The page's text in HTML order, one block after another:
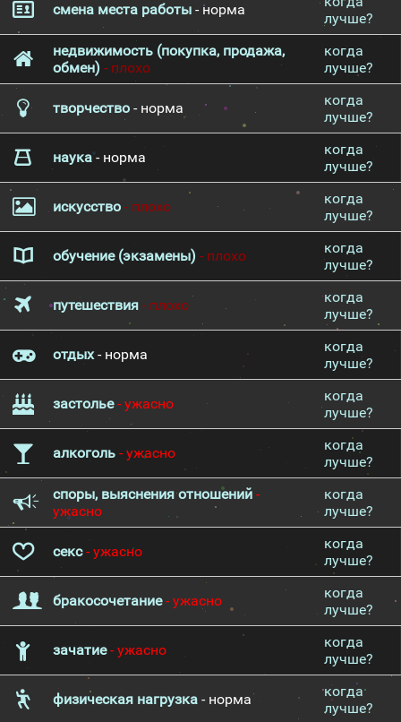
смена места работы - норма
лучше?
недвижимость (покупка, продажа,
обмен) - плохо
когда
лучше?
творчество - норма
когда
лучше?
наука- норма
когда
лучше?
искусство - плохо
когда
лучше?
обучение (экзамены) - плохо
когда
лучше?
путешествия - плохо
когда
лучше?
отдых- норма
когда
лучше?
застолье- ужасно
когда
лучше?
алкоголь - ужасно
когда
лучше?
споры, выяснения отношений -
ужасно
когда
лучше?
секс- ужасно
когда
лучше?
бракосочетание- ужасно
когда
лучше?
зачатие- ужасно
когда
лучше?
физическая нагрузка - норма
когда
лучше?